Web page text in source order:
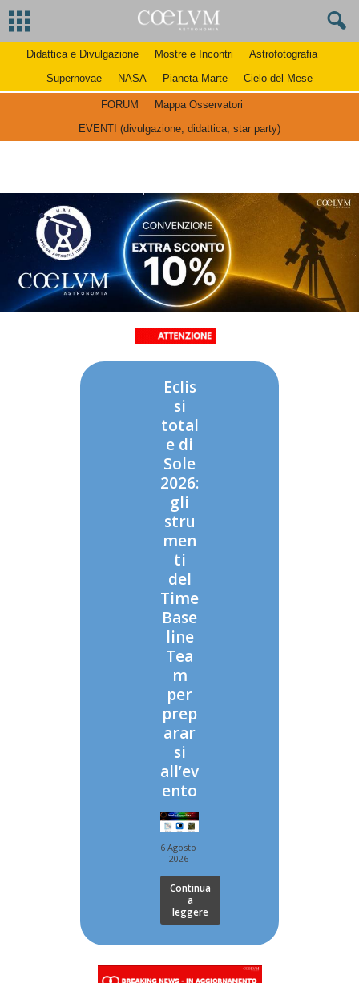
Didattica e Divulgazione Mostre e Incontri
Astrofotografia
Supernovae
NASA Pianeta Marte Cielo del Mese
FORUM
Mappa Osservatori
EVENTI (divulgazione, didattica, star party)
Eclis
si
total
e di
Sole
2026:
gli
stru
men
ti
del
Time
Base
line
Tea
m
per
prep
arar
si
all’ev
ento
6 Agosto
2026
Continua
a
leggere